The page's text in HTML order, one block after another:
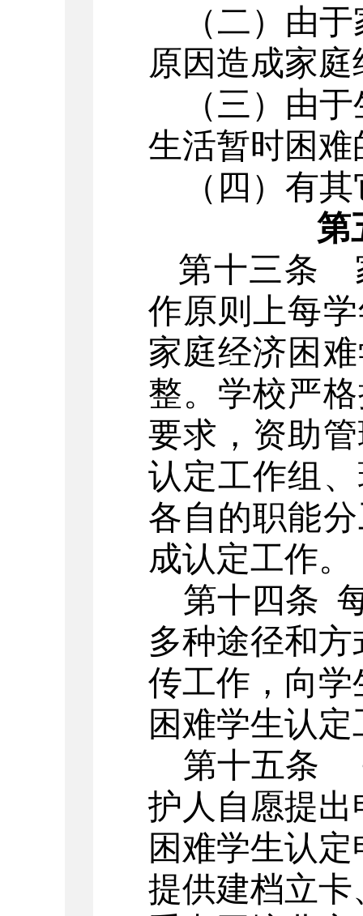
（二） 由
原因造成家
（三） 由
生活暂时困难
（四） 有其
第
第十三条
作原则上每
家庭经济困
整。 学校严
要求，资助
认定工作组
各自的职能
成认定工作。
第十四条
多种途径和
传工作，向
困难学生认
第十五条
护人自愿提
困难学生认
提供建档立